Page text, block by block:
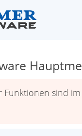
Funktionen sind